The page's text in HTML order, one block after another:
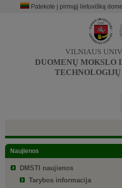
Patekote į pirmąjį lietuvišką
VILNIAUS
DUOMENŲ MOKSLO
Naujienos
DMSTI naujienos
Tarybos informacija